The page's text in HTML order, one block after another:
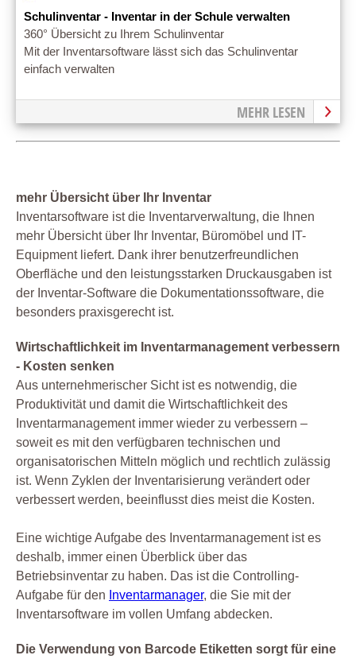
Schulinventar - Inventar in der Schule verwalten
360° Übersicht zu Ihrem Schulinventar
Mit der Inventarsoftware lässt sich das Schulinventar
einfach verwalten
MEHR LESEN
mehr Übersicht über Ihr Inventar
Inventarsoftware ist die Inventarverwaltung, die Ihnen
mehr Übersicht über Ihr Inventar, Büromöbel und IT-
Equipment liefert. Dank ihrer benutzerfreundlichen
Oberfläche und den leistungsstarken Druckausgaben ist
der Inventar-Software die Dokumentationssoftware, die
besonders praxisgerecht ist.
Wirtschaftlichkeit im Inventarmanagement verbessern
- Kosten senken
Aus unternehmerischer Sicht ist es notwendig, die
Produktivität und damit die Wirtschaftlichkeit des
Inventarmanagement immer wieder zu verbessern –
soweit es mit den verfügbaren technischen und
organisatorischen Mitteln möglich und rechtlich zulässig
ist. Wenn Zyklen der Inventarisierung verändert oder
verbessert werden, beeinflusst dies meist die Kosten.
Eine wichtige Aufgabe des Inventarmanagement ist es
deshalb, immer einen Überblick über das
Betriebsinventar zu haben. Das ist die Controlling-
Aufgabe für den Inventarmanager, die Sie mit der
Inventarsoftware im vollen Umfang abdecken.
Die Verwendung von Barcode Etiketten sorgt für eine